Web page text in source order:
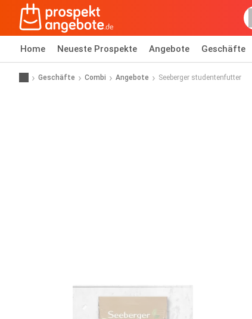
Home Neueste Prospekte Angebote Geschäfte
Geschäfte Combi Angebote Seeberger studentenfutter